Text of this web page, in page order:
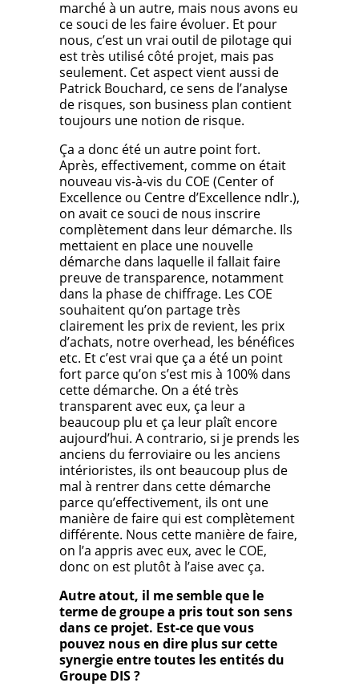
marché à un autre, mais nous avons eu
ce souci de les faire évoluer. Et pour
nous, c’est un vrai outil de pilotage qui
est très utilisé côté projet, mais pas
seulement. Cet aspect vient aussi de
Patrick Bouchard, ce sens de l’analyse
de risques, son business plan contient
toujours une notion de risque.
Ça a donc été un autre point fort.
Après, effectivement, comme on était
nouveau vis-à-vis du COE (Center of
Excellence ou Centre d’Excellence ndlr.),
on avait ce souci de nous inscrire
complètement dans leur démarche. Ils
mettaient en place une nouvelle
démarche dans laquelle il fallait faire
preuve de transparence, notamment
dans la phase de chiffrage. Les COE
souhaitent qu’on partage très
clairement les prix de revient, les prix
d’achats, notre overhead, les bénéfices
etc. Et c’est vrai que ça a été un point
fort parce qu’on s’est mis à 100% dans
cette démarche. On a été très
transparent avec eux, ça leur a
beaucoup plu et ça leur plaît encore
aujourd’hui. A contrario, si je prends les
anciens du ferroviaire ou les anciens
intérioristes, ils ont beaucoup plus de
mal à rentrer dans cette démarche
parce qu’effectivement, ils ont une
manière de faire qui est complètement
différente. Nous cette manière de faire,
on l’a appris avec eux, avec le COE,
donc on est plutôt à l’aise avec ça.
Autre atout, il me semble que le
terme de groupe a pris tout son sens
dans ce projet. Est-ce que vous
pouvez nous en dire plus sur cette
synergie entre toutes les entités du
Groupe DIS ?